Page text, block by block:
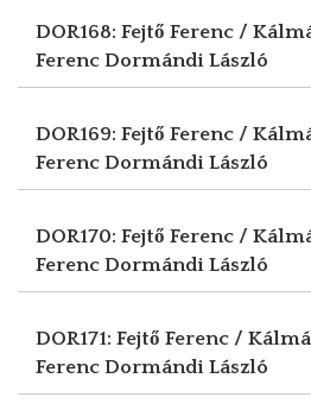
DOR168: Fejtő Ferenc /
Ferenc Dormándi László
DOR169: Fejtő Ferenc /
Ferenc Dormándi László
DOR170: Fejtő Ferenc /
Ferenc Dormándi László
DOR171: Fejtő Ferenc /
Ferenc Dormándi László